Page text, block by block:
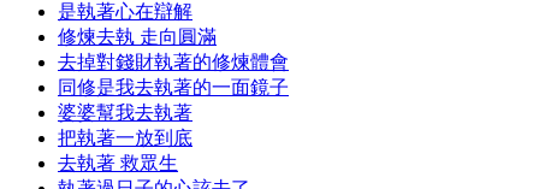
是執著心在辯解
修煉去執 走向圓滿
去掉對錢財執著的修煉體會
同修是我去執著的一面鏡子
婆婆幫我去執著
把執著一放到底
去執著 救眾生